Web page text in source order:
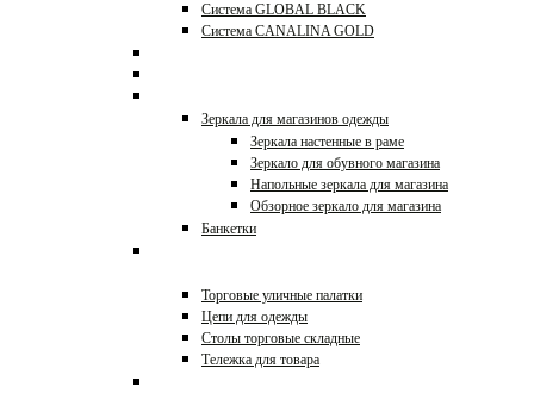
Система GLOBAL BLACK
Система CANALINA GOLD
Зеркала для магазинов одежды
Зеркала настенные в раме
Зеркало для обувного магазина
Напольные зеркала для магазина
Обзорное зеркало для магазина
Банкетки
Торговые уличные палатки
Цепи для одежды
Столы торговые складные
Тележка для товара